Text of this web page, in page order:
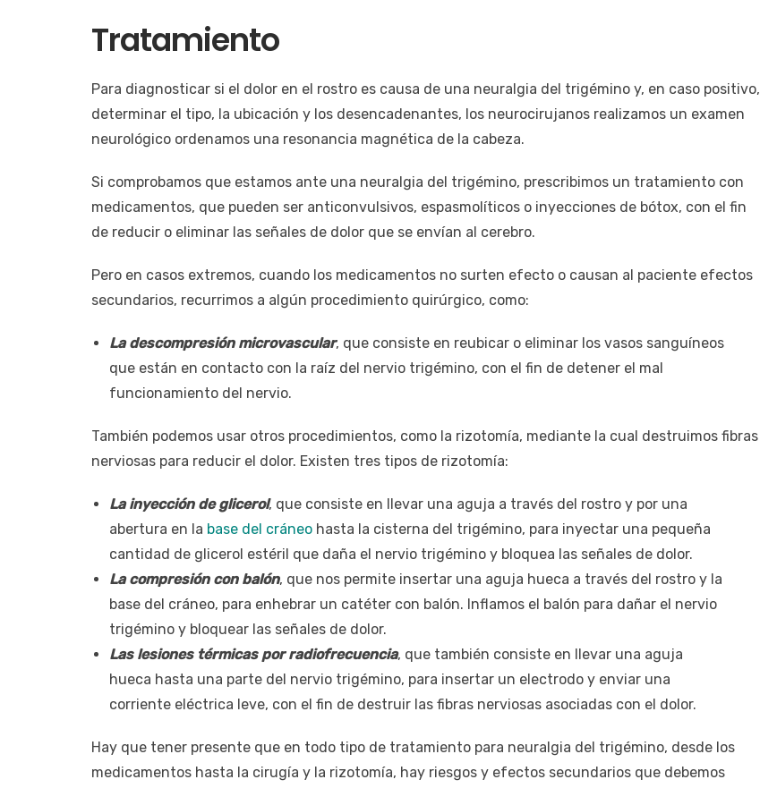
Tratamiento
Para diagnosticar si el dolor en el rostro es causa de una neuralgia del trigémino y, en caso positivo,
determinar el tipo, la ubicación y los desencadenantes, los neurocirujanos realizamos un examen
neurológico ordenamos una resonancia magnética de la cabeza.
Si comprobamos que estamos ante una neuralgia del trigémino, prescribimos un tratamiento con
medicamentos, que pueden ser anticonvulsivos, espasmolíticos o inyecciones de bótox, con el fin
de reducir o eliminar las señales de dolor que se envían al cerebro.
Pero en casos extremos, cuando los medicamentos no surten efecto o causan al paciente efectos
secundarios, recurrimos a algún procedimiento quirúrgico, como:
La descompresión microvascular, que consiste en reubicar o eliminar los vasos sanguíneos
que están en contacto con la raíz del nervio trigémino, con el fin de detener el mal
funcionamiento del nervio.
También podemos usar otros procedimientos, como la rizotomía, mediante la cual destruimos fibras
nerviosas para reducir el dolor. Existen tres tipos de rizotomía:
La inyección de glicerol, que consiste en llevar una aguja a través del rostro y por una
abertura en la base del cráneo hasta la cisterna del trigémino, para inyectar una pequeña
cantidad de glicerol estéril que daña el nervio trigémino y bloquea las señales de dolor.
La compresión con balón, que nos permite insertar una aguja hueca a través del rostro y la
base del cráneo, para enhebrar un catéter con balón. Inflamos el balón para dañar el nervio
trigémino y bloquear las señales de dolor.
Las lesiones térmicas por radiofrecuencia, que también consiste en llevar una aguja
hueca hasta una parte del nervio trigémino, para insertar un electrodo y enviar una
corriente eléctrica leve, con el fin de destruir las fibras nerviosas asociadas con el dolor.
Hay que tener presente que en todo tipo de tratamiento para neuralgia del trigémino, desde los
medicamentos hasta la cirugía y la rizotomía, hay riesgos y efectos secundarios que debemos